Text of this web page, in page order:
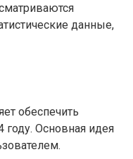
данные,
обеспечить
Основная идея